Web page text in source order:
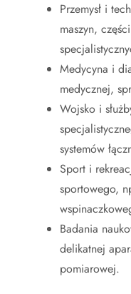
Przemysł i
maszyn,
Medycyna i
medycznej,
Wojsko i
systemów
Sport i
sportowego,
Badania
delikatnej
pomiarowej.